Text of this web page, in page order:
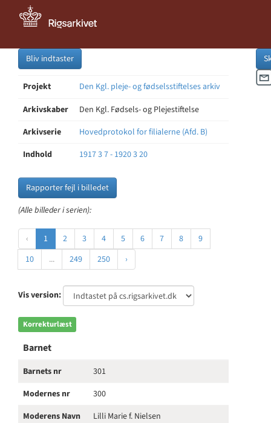
Bliv indtaster
Projekt
Den Kgl. pleje- og fødselsstiftelses arkiv
Arkivskaber
Den Kgl. Fødsels- og Plejestiftelse
Arkivserie
Hovedprotokol for filialerne (Afd. B)
Indhold
1917 3 7 - 1920 3 20
Rapporter fejl i billedet
(Alle billeder i serien):
‹ 1 2 3 4 5 6 7 8
9
10
... 249 250 ›
Vis version:
Korrekturlæst
Barnet
Barnets nr
301
Modernes nr
300
Moderens Navn
Lilli Marie f. Nielsen